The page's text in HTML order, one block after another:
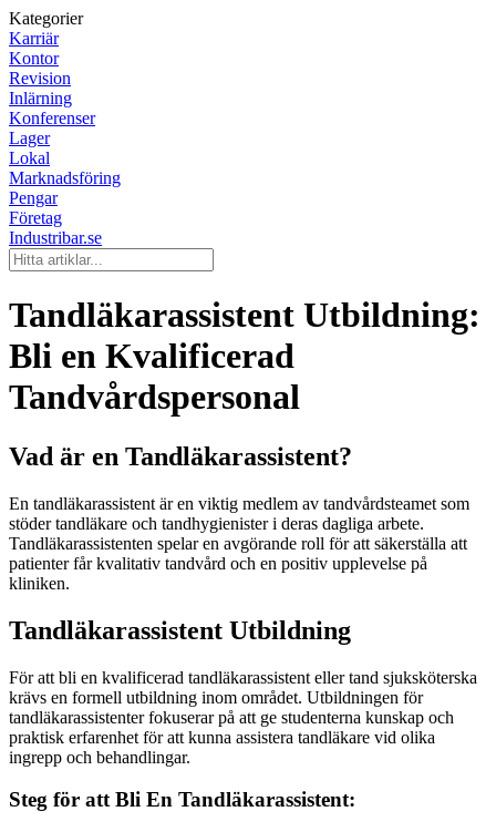
Kategorier
Karriär
Kontor
Revision
Inlärning
Konferenser
Lager
Lokal
Marknadsföring
Pengar
Företag
Industribar.se
Tandläkarassistent Utbildning:
Bli en Kvalificerad
Tandvårdspersonal
Vad är en Tandläkarassistent?
En tandläkarassistent är en viktig medlem av tandvårdsteamet som
stöder tandläkare och tandhygienister i deras dagliga arbete.
Tandläkarassistenten spelar en avgörande roll för att säkerställa att
patienter får kvalitativ tandvård och en positiv upplevelse på
kliniken.
Tandläkarassistent Utbildning
För att bli en kvalificerad tandläkarassistent eller tand sjuksköterska
krävs en formell utbildning inom området. Utbildningen för
tandläkarassistenter fokuserar på att ge studenterna kunskap och
praktisk erfarenhet för att kunna assistera tandläkare vid olika
ingrepp och behandlingar.
Steg för att Bli En Tandläkarassistent: